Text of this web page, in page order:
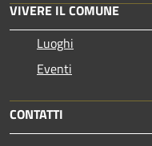
VIVERE IL COMUNE
Luoghi
Eventi
CONTATTI